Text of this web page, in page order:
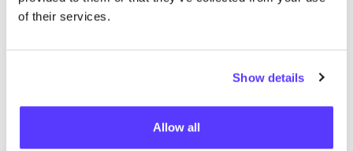
of their services.
Show details
Allow all